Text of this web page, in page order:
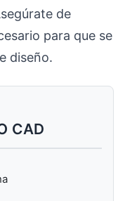
de
para que se
diseño.
CAD